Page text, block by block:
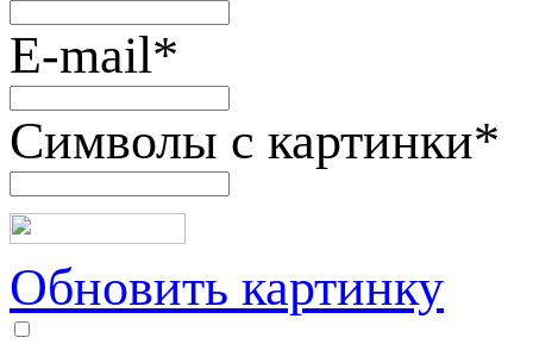
E-mail*
Символы с картинки*
Обновить картинку